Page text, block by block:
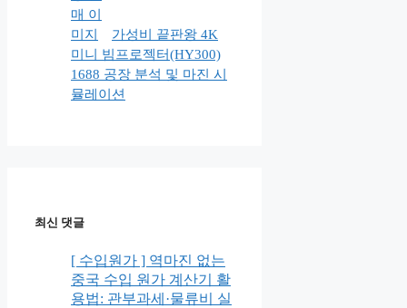
가성비 끝판왕 4K
미니 빔프로젝터(HY300)
1688 공장 분석 및 마진 시
뮬레이션
최신 댓글
[ 수입원가 ] 역마진 없는
중국 수입 원가 계산기 활
용법: 관부과세·물류비 실